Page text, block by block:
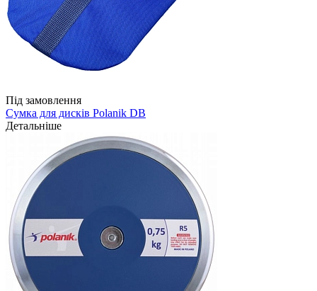
Під замовлення
Сумка для дисків Polanik DB
Детальніше